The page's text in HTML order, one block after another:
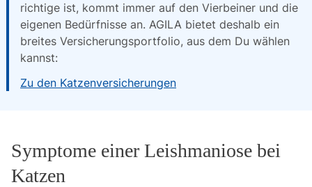
richtige ist, kommt immer auf den Vierbeiner und die
eigenen Bedürfnisse an. AGILA bietet deshalb ein
breites Versicherungsportfolio, aus dem Du wählen
kannst:
Zu den Katzenversicherungen
Symptome einer Leishmaniose bei
Katzen